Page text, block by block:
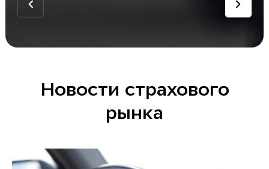
Новости страхового
рынка